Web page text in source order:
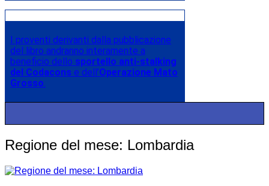
I proventi derivanti dalla pubblicazione
del libro andranno interamente a
beneficio dello sportello anti-stalking
del Codacons e dell’Operazione Mato
Grosso.
Regione del mese: Lombardia